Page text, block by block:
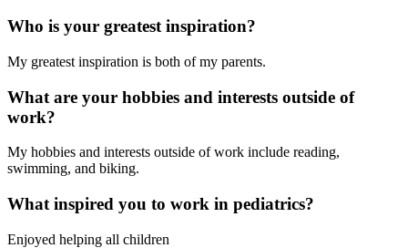
Who is your greatest inspiration?
My greatest inspiration is both of my parents.
What are your hobbies and interests outside of
work?
My hobbies and interests outside of work include reading,
swimming, and biking.
What inspired you to work in pediatrics?
Enjoyed helping all children